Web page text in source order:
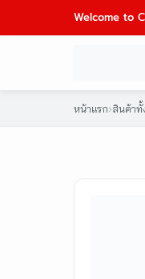
Welcome to
หน้าแรก›สินค้าทั้